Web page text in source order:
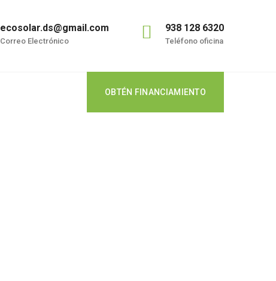
ecosolar.ds@gmail.com
Correo Electrónico
938 128 6320
Teléfono oficina
OBTÉN FINANCIAMIENTO